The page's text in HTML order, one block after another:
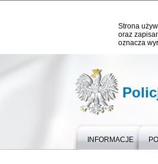
Strona
oraz
oznacza
INFORMACJE